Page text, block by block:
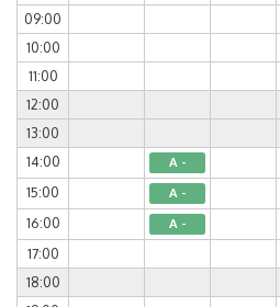
09:00
10:00
11:00
12:00
13:00
14:00
A -
15:00 A -
16:00 A -
17:00
18:00